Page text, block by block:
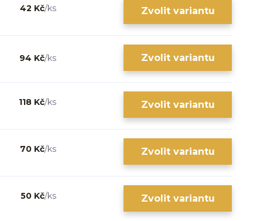
42 Kč/ks Zvolit variantu
94 Kč/ks Zvolit variantu
118 Kč/ks Zvolit variantu
70 Kč/ks Zvolit variantu
50 Kč/ks Zvolit variantu